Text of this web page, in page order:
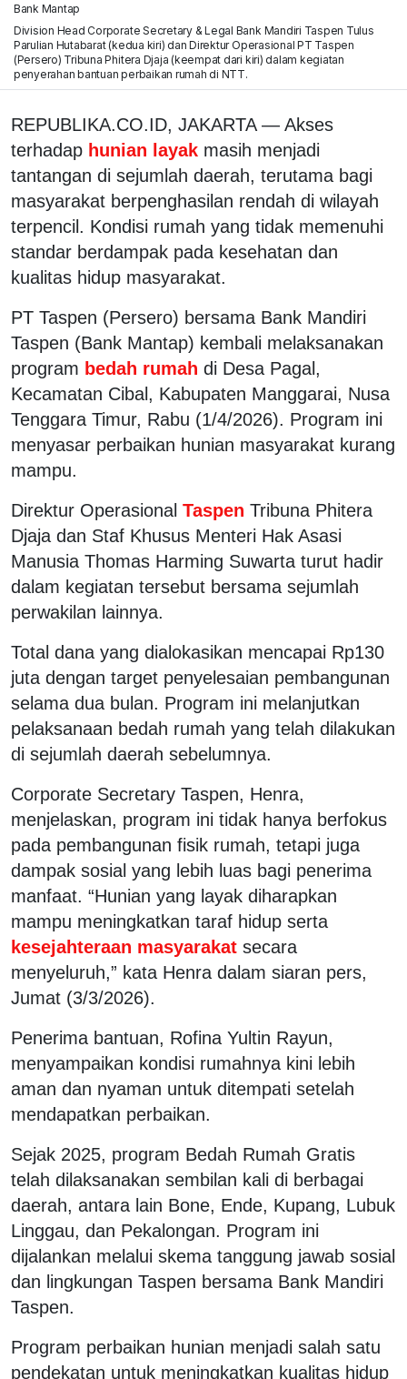
Bank Mantap
Division Head Corporate Secretary & Legal Bank Mandiri Taspen Tulus
Parulian Hutabarat (kedua kiri) dan Direktur Operasional PT Taspen
(Persero) Tribuna Phitera Djaja (keempat dari kiri) dalam kegiatan
penyerahan bantuan perbaikan rumah di NTT.
REPUBLIKA.CO.ID, JAKARTA — Akses
terhadap hunian layak masih menjadi
tantangan di sejumlah daerah, terutama bagi
masyarakat berpenghasilan rendah di wilayah
terpencil. Kondisi rumah yang tidak memenuhi
standar berdampak pada kesehatan dan
kualitas hidup masyarakat.
PT Taspen (Persero) bersama Bank Mandiri
Taspen (Bank Mantap) kembali melaksanakan
program bedah rumah di Desa Pagal,
Kecamatan Cibal, Kabupaten Manggarai, Nusa
Tenggara Timur, Rabu (1/4/2026). Program ini
menyasar perbaikan hunian masyarakat kurang
mampu.
Direktur Operasional Taspen Tribuna Phitera
Djaja dan Staf Khusus Menteri Hak Asasi
Manusia Thomas Harming Suwarta turut hadir
dalam kegiatan tersebut bersama sejumlah
perwakilan lainnya.
Total dana yang dialokasikan mencapai Rp130
juta dengan target penyelesaian pembangunan
selama dua bulan. Program ini melanjutkan
pelaksanaan bedah rumah yang telah dilakukan
di sejumlah daerah sebelumnya.
Corporate Secretary Taspen, Henra,
menjelaskan, program ini tidak hanya berfokus
pada pembangunan fisik rumah, tetapi juga
dampak sosial yang lebih luas bagi penerima
manfaat. “Hunian yang layak diharapkan
mampu meningkatkan taraf hidup serta
kesejahteraan masyarakat secara
menyeluruh,” kata Henra dalam siaran pers,
Jumat (3/3/2026).
Penerima bantuan, Rofina Yultin Rayun,
menyampaikan kondisi rumahnya kini lebih
aman dan nyaman untuk ditempati setelah
mendapatkan perbaikan.
Sejak 2025, program Bedah Rumah Gratis
telah dilaksanakan sembilan kali di berbagai
daerah, antara lain Bone, Ende, Kupang, Lubuk
Linggau, dan Pekalongan. Program ini
dijalankan melalui skema tanggung jawab sosial
dan lingkungan Taspen bersama Bank Mandiri
Taspen.
Program perbaikan hunian menjadi salah satu
pendekatan untuk meningkatkan kualitas hidup